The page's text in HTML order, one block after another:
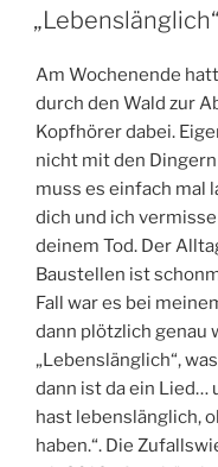
AM
„Lebenslänglich“
Am Wochenende
durch den Wald zur
Kopfhörer dabei.
nicht mit den Dingern
muss es einfach mal
dich und ich
deinem Tod. Der
Baustellen ist
Fall war es bei
dann plötzlich genau
„Lebenslänglich“,
dann ist da ein Lied…
hast lebenslänglich,
haben.“. Die